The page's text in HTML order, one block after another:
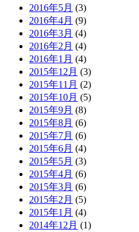
2016年5月 (3)
2016年4月 (9)
2016年3月 (4)
2016年2月 (4)
2016年1月 (4)
2015年12月 (3)
2015年11月 (2)
2015年10月 (5)
2015年9月 (8)
2015年8月 (6)
2015年7月 (6)
2015年6月 (4)
2015年5月 (3)
2015年4月 (6)
2015年3月 (6)
2015年2月 (5)
2015年1月 (4)
2014年12月 (1)